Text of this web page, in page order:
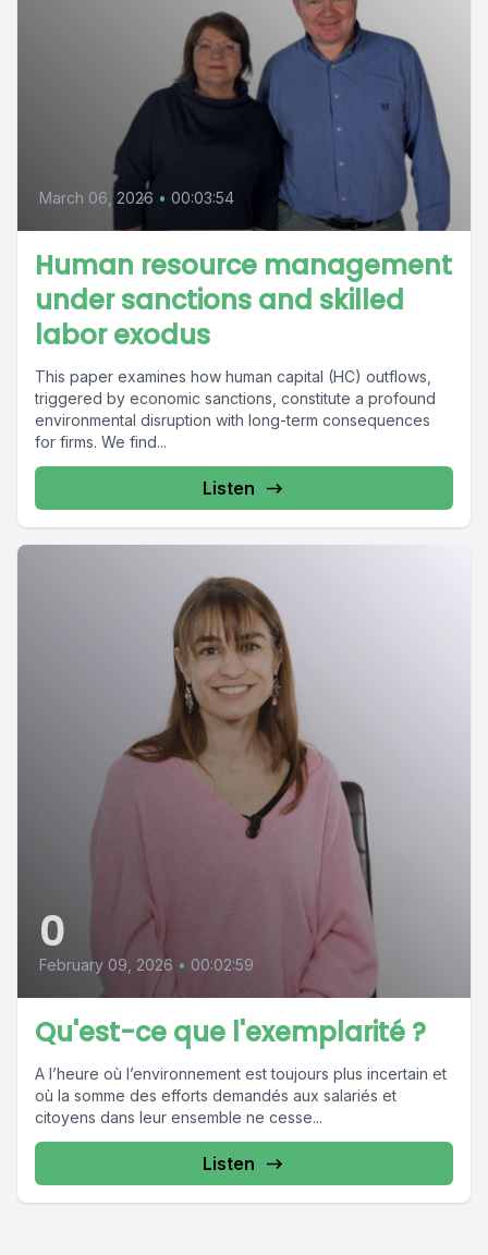
March 06, 2026 • 00:03:54
Human resource management
under sanctions and skilled
labor exodus
This paper examines how human capital (HC) outflows,
triggered by economic sanctions, constitute a profound
environmental disruption with long-term consequences
for firms. We find...
Listen
0
February 09, 2026 • 00:02:59
Qu'est-ce que l'exemplarité ?
A l’heure où l’environnement est toujours plus incertain et
où la somme des efforts demandés aux salariés et
citoyens dans leur ensemble ne cesse...
Listen